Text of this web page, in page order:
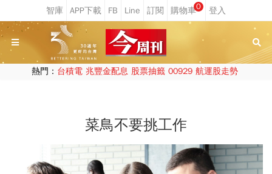
0
熱門： 台積電 兆豐金配息 股票抽籤 00929 航運股走勢
菜鳥不要挑工作